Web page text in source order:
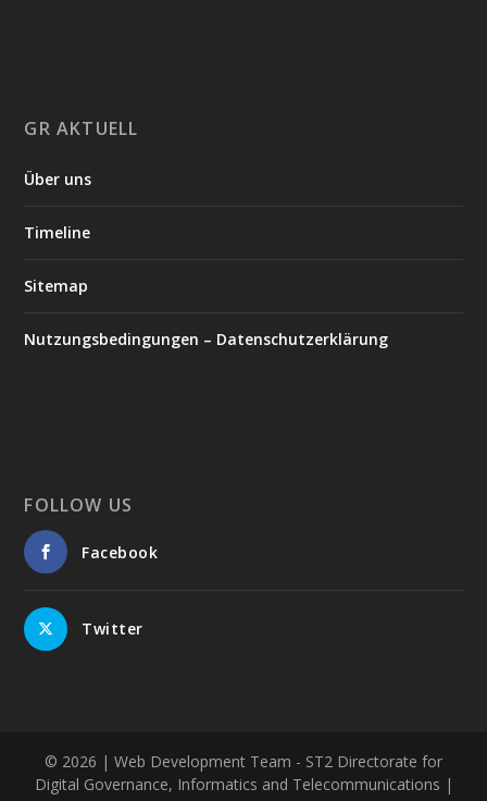
GR AKTUELL
Über uns
Timeline
Sitemap
Nutzungsbedingungen – Datenschutzerklärung
FOLLOW US
Facebook
Twitter
© 2026 | Web Development Team - ST2 Directorate for
Digital Governance, Informatics and Telecommunications |